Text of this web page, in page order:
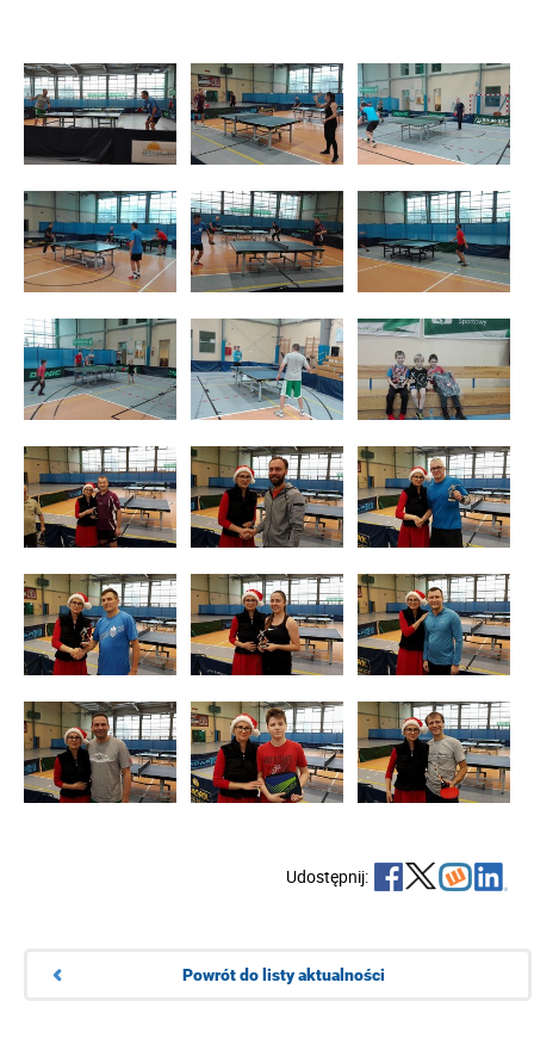
Udostępnij:
Powrót do listy aktualności